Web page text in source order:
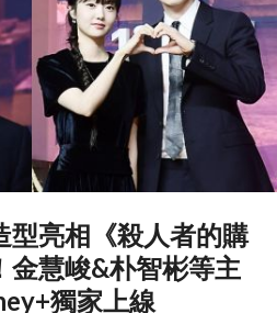
型亮相《殺人者的購
金慧峻&朴智彬等主
獨家上線